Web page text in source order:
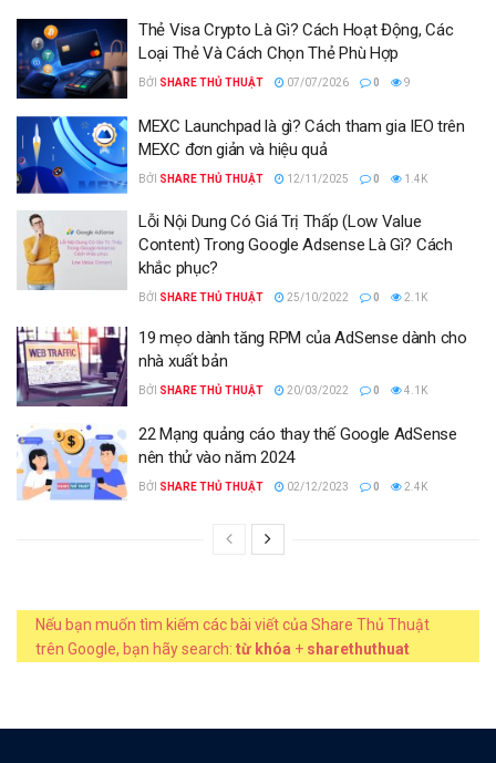
Thẻ Visa Crypto Là Gì? Cách Hoạt Động, Các
Loại Thẻ Và Cách Chọn Thẻ Phù Hợp
BỞI SHARE THỦ THUẬT 07/07/2026 0 9
MEXC Launchpad là gì? Cách tham gia IEO trên
MEXC đơn giản và hiệu quả
BỞI SHARE THỦ THUẬT 12/11/2025 0 1.4K
Lỗi Nội Dung Có Giá Trị Thấp (Low Value
Content) Trong Google Adsense Là Gì? Cách
khắc phục?
BỞI SHARE THỦ THUẬT 25/10/2022 0 2.1K
19 mẹo dành tăng RPM của AdSense dành cho
nhà xuất bản
BỞI SHARE THỦ THUẬT 20/03/2022 0 4.1K
22 Mạng quảng cáo thay thế Google AdSense
nên thử vào năm 2024
BỞI SHARE THỦ THUẬT 02/12/2023 0 2.4K
Nếu bạn muốn tìm kiếm các bài viết của Share Thủ Thuật
trên Google, bạn hãy search: từ khóa + sharethuthuat